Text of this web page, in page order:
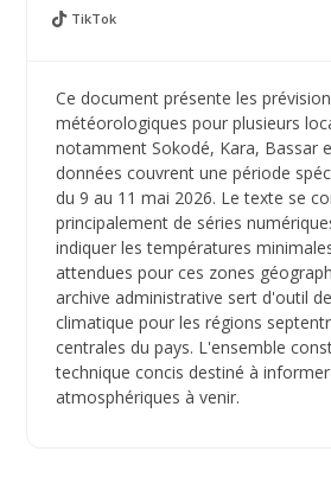
TikTok
Ce document présente les
météorologiques pour plusieurs
notamment Sokodé, Kara, Bassar
données couvrent une période
du 9 au 11 mai 2026. Le texte se
principalement de séries
indiquer les températures
attendues pour ces zones
archive administrative sert d'outil
climatique pour les régions
centrales du pays. L'ensemble
technique concis destiné à
atmosphériques à venir.